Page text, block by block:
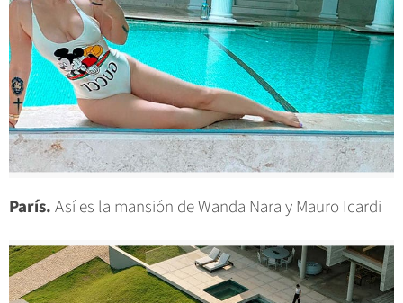
París.Así es la mansión de Wanda Nara y Mauro Icardi